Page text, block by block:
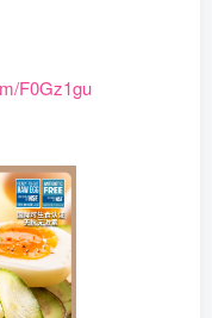
F0Gz1gu